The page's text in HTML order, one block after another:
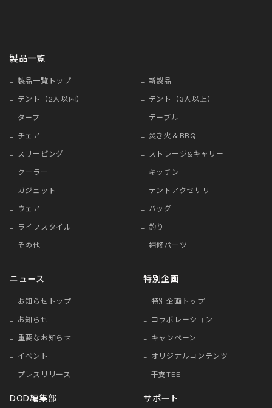
製品一覧
製品一覧トップ
新製品
テント（2人以内）
テント（3人以上）
タープ
テーブル
チェア
焚き火＆BBQ
スリーピング
ストレージ&キャリー
クーラー
キッチン
ガジェット
テントアクセサリ
ウェア
バッグ
ライフスタイル
釣り
その他
補修パーツ
ニュース
お知らせトップ
お知らせ
重要なお知らせ
イベント
プレスリリース
特別企画
特別企画トップ
コラボレーション
キャンペーン
オリジナルコンテンツ
干支TEE
DOD編集部 サポート